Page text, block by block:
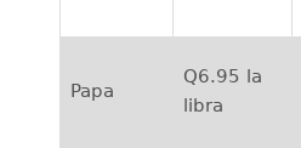
Papa
Q6.95 la
libra